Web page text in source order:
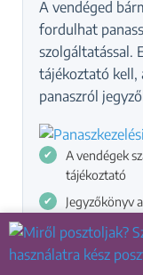
A vendéged
fordulhat
szolgáltatással.
tájékoztató kell,
panaszról
A vendégek
tájékoztató
Jegyzőkönyv
Szépségipari